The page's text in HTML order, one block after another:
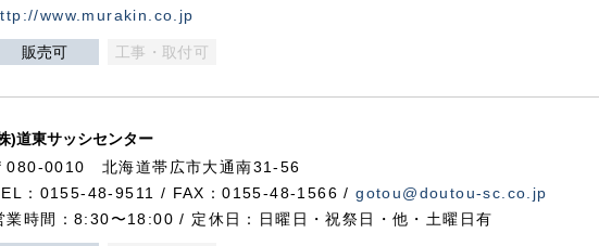
www.murakin.co.jp
販売可 工事・取付可
)道東サッシセンター
080-0010 北海道帯広市大通南31-56
：0155-48-9511 / FAX：0155-48-1566 /gotou@doutou-sc.co.jp
業時間：8:30〜18:00 / 定休日：日曜日・祝祭日・他・土曜日有